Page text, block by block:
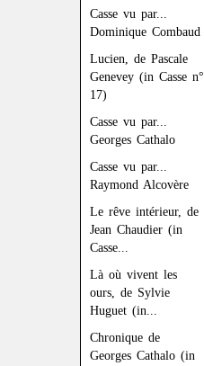
Casse vu par...
Dominique Combaud
Lucien, de Pascale
Genevey (in Casse n°
17)
Casse vu par...
Georges Cathalo
Casse vu par...
Raymond Alcovère
Le rêve intérieur, de
Jean Chaudier (in
Casse...
Là où vivent les
ours, de Sylvie
Huguet (in...
Chronique de
Georges Cathalo (in